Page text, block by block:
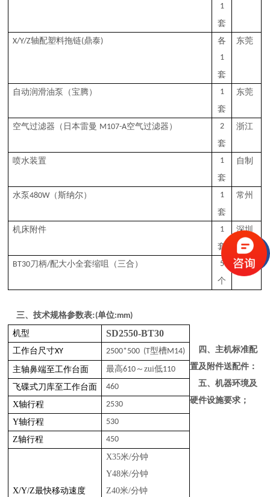
1
套
X/Y/Z轴配塑料拖链(鼎泰)
各
1
套
东莞
自动润滑油泵 （宝腾）
1
套
东莞
空气过滤器 （日本雷曼 M107-A空气过滤器）
2
套
浙江
喷水装置
1
套
自制
水泵480W（斯纳尔）
1
套
常州
机床附件
1
套
深圳
BT30刀柄/配大小全套缩咀 （三合）
5
个
深圳
三、技术规格参数表:(单位:mm)
机型
SD2550-BT30
工作台尺寸XY 2500*500 (T型槽M14)
主轴鼻端至工作台面
最高610 ～zui低110
飞碟式刀库至工作台面
460
X轴行程
2530
Y轴行程
530
Z轴行程
450
X/Y/Z最快移动速度
X35米/分钟
Y48米/分钟
Z40米/分钟
四、主机标准配
置及附件送配件 ：
五、机器环境及
硬件设施要求 ；